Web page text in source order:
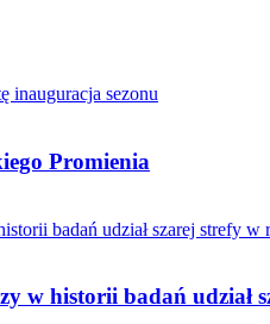
Promienia
w historii badań